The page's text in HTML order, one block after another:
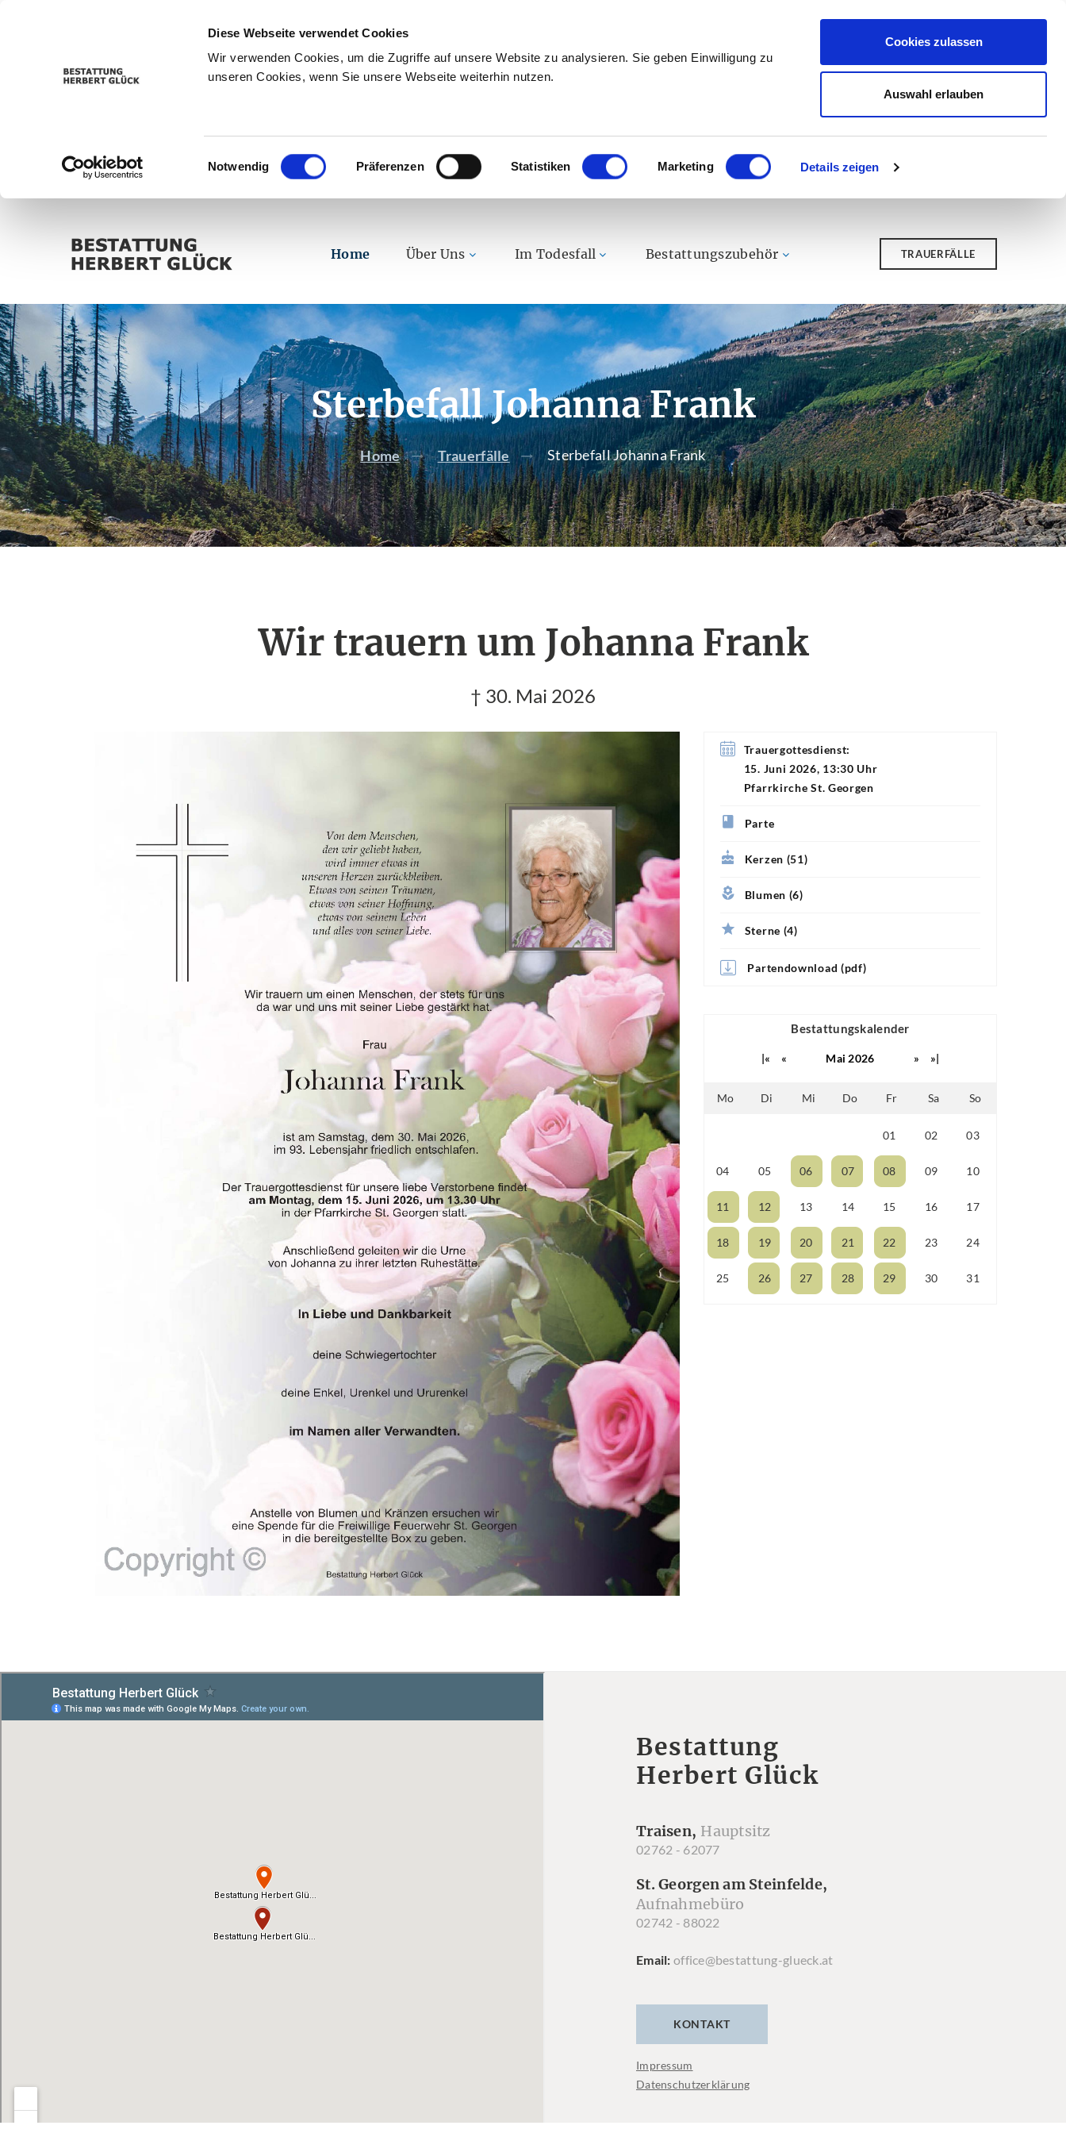
Diese Webseite verwendet Cookies
Wir verwenden Cookies, um die Zugriffe auf unsere Website zu analysieren. Sie geben Einwilligung zu
unseren Cookies, wenn Sie unsere Webseite weiterhin nutzen.
Einwilligungsauswahl
Notwendig Präferenzen Statistiken Marketing Details zeigen
Cookies zulassen
Auswahl erlauben
Home Über Uns Im Todesfall Bestattungszubehör TRAUERFÄLLE
Sterbefall Johanna Frank
Home Trauerfälle Sterbefall Johanna Frank
Wir trauern um Johanna Frank
† 30. Mai 2026
Trauergottesdienst:
15. Juni 2026, 13:30 Uhr
Pfarrkirche St. Georgen
Parte
Kerzen (51)
Blumen (6)
Sterne (4)
Partendownload (pdf)
Bestattungskalender
|« « Mai 2026 » »|
Mo Di Mi Do Fr Sa So
01 02 03
04 05 06 07 08 09 10
11 12 13 14 15 16 17
18 19 20 21 22 23 24
25 26 27 28 29 30 31
Bestattung
Herbert Glück
Traisen, Hauptsitz
02762 - 62077
St. Georgen am Steinfelde,
Aufnahmebüro
02742 - 88022
Email office@bestattung-glueck.at
KONTAKT
Impressum
Datenschutzerklärung